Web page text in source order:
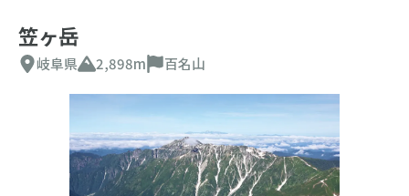
笠ヶ岳
岐阜県 2,898m 百名山